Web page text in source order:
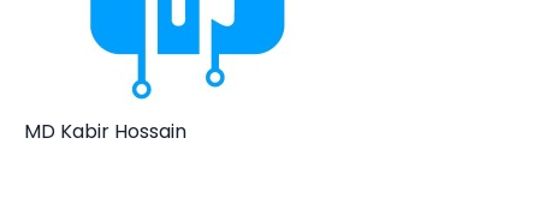
MD Kabir Hossain